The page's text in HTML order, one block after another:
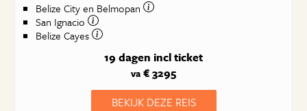
Belize City en Belmopan
San Ignacio
Belize Cayes
19 dagen incl ticket
va € 3295
BEKIJK DEZE REIS